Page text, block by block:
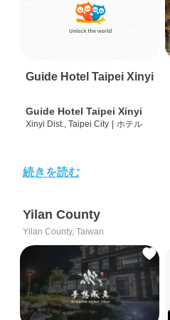
Guide Hotel Taipei Xinyi
Guide Hotel Taipei Xinyi
Xinyi Dist., Taipei City | ホテル
続きを読む
Yilan County
Yilan County, Taiwan